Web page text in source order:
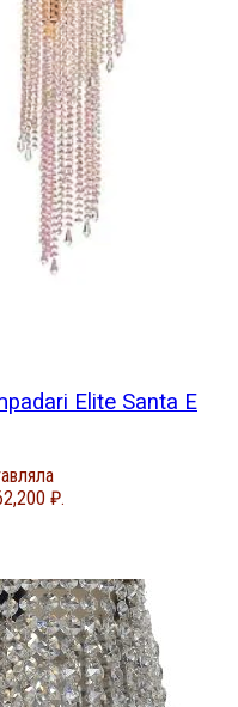
Elite Santa E
₽.